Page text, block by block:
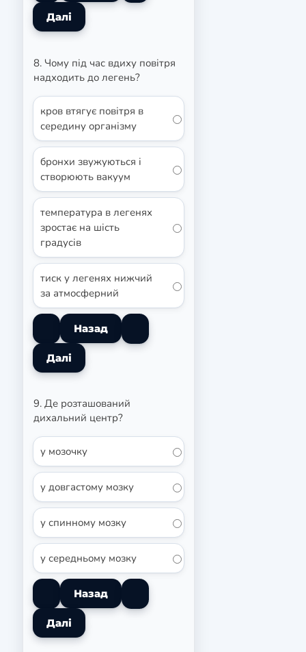
8. Чому під час вдиху повітря
надходить до легень?
кров втягує повітря в
середину організму
бронхи звужуються і
створюють вакуум
температура в легенях
зростає на шість
градусів
тиск у легенях нижчий
за атмосферний
9. Де розташований
дихальний центр?
у мозочку
у довгастому мозку
у спинному мозку
у середньому мозку